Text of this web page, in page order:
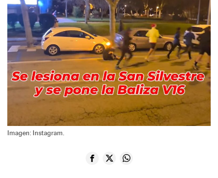
Imagen: Instagram.